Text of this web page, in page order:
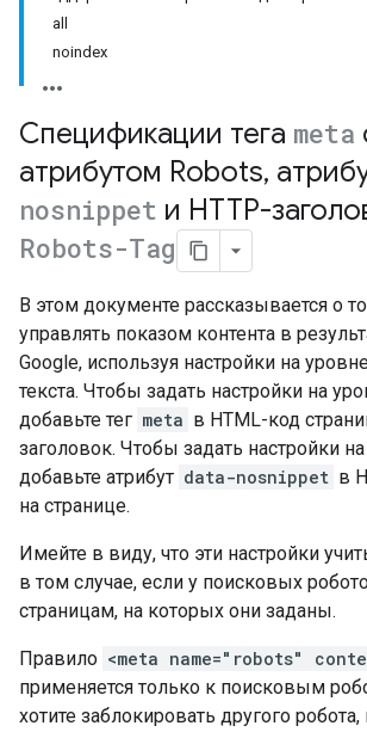
all
noindex
Спецификации тега meta
атрибутом Robots,
nosnippet и HTTP-
Robots-Tag
В этом документе рассказывается о
управлять показом контента в
Google, используя настройки на
текста. Чтобы задать настройки на
добавьте тег meta в HTML-код
заголовок. Чтобы задать настройки
добавьте атрибут data-nosnippet в
на странице.
Имейте в виду, что эти настройки
в том случае, если у поисковых
страницам, на которых они заданы.
Правило <meta name="robots"
применяется только к поисковым
хотите заблокировать другого